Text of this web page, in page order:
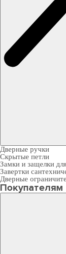
Дверные ручки
Скрытые петли
Замки и защелки
Завертки
Дверные
Покупателям